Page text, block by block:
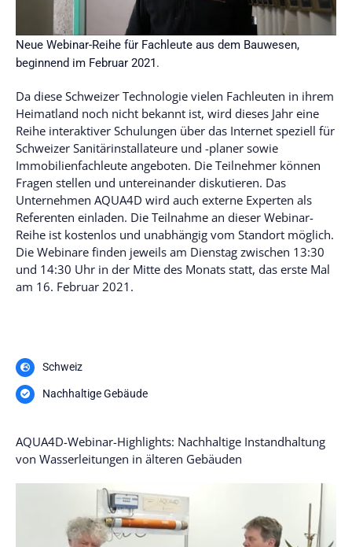
Neue Webinar-Reihe für Fachleute aus dem Bauwesen,
beginnend im Februar 2021.
Da diese Schweizer Technologie vielen Fachleuten in ihrem
Heimatland noch nicht bekannt ist, wird dieses Jahr eine
Reihe interaktiver Schulungen über das Internet speziell für
Schweizer Sanitärinstallateure und -planer sowie
Immobilienfachleute angeboten. Die Teilnehmer können
Fragen stellen und untereinander diskutieren. Das
Unternehmen AQUA4D wird auch externe Experten als
Referenten einladen. Die Teilnahme an dieser Webinar-
Reihe ist kostenlos und unabhängig vom Standort möglich.
Die Webinare finden jeweils am Dienstag zwischen 13:30
und 14:30 Uhr in der Mitte des Monats statt, das erste Mal
am 16. Februar 2021.
Schweiz
Nachhaltige Gebäude
AQUA4D-Webinar-Highlights: Nachhaltige Instandhaltung
von Wasserleitungen in älteren Gebäuden